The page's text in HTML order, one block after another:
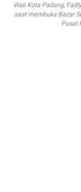
Wali Kota Padang,
saat membuka Bazar
Pusat